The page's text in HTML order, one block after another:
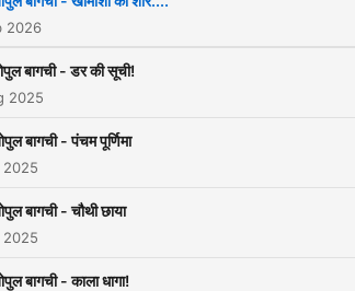
2026
बागची - डर की सूची!
2025
बागची - पंचम पूर्णिमा
2025
बागची - चौथी छाया
2025
बागची - काला धागा!